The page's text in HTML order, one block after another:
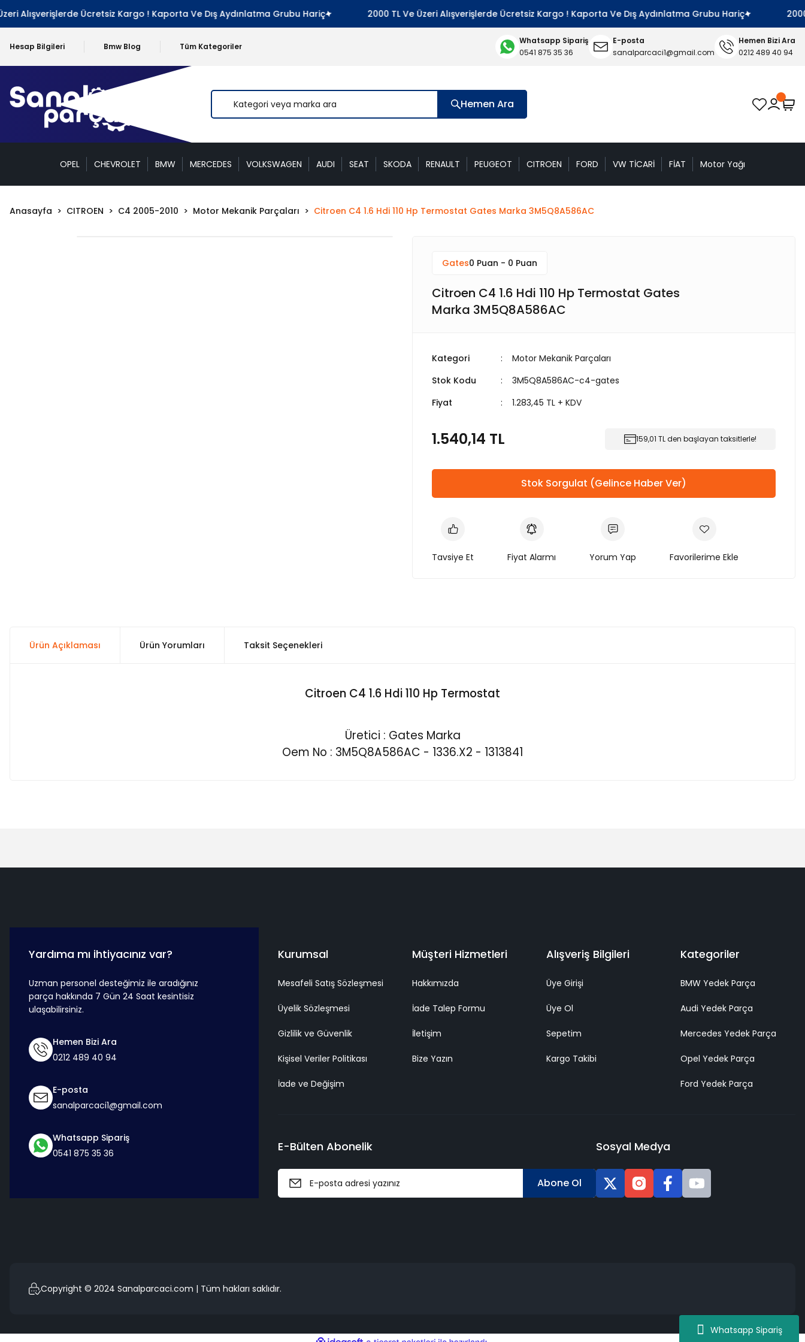
Whatsapp Sipariş
Alışverişlerde Ücretsiz Kargo ! Kaporta Ve Dış Aydınlatma Grubu Hariç 2000 TL Ve Üzeri Alışverişlerde Ücretsiz Kargo ! Kaporta Ve Dış Aydınlatma Grubu Hariç 2000
Hesap Bilgileri Bmw Blog Tüm Kategoriler
Whatsapp Sipariş
0541 875 35 36
E-posta
sanalparcaci1@gmail.com
Hemen Bizi Ara
0212 489 40 94
Hemen Ara
OPEL CHEVROLET BMW MERCEDES VOLKSWAGEN AUDI SEAT SKODA RENAULT PEUGEOT CITROEN FORD VW TİCARİ FİAT Motor Yağı
Anasayfa CITROEN C4 2005-2010 Motor Mekanik Parçaları Citroen C4 1.6 Hdi 110 Hp Termostat Gates Marka 3M5Q8A586AC
Gates0 Puan - 0 Puan
Citroen C4 1.6 Hdi 110 Hp Termostat Gates
Marka 3M5Q8A586AC
Kategori
Motor Mekanik Parçaları
Stok Kodu
3M5Q8A586AC-c4-gates
Fiyat
1.283,45 TL + KDV
1.540,14 TL 159,01 TL den başlayan taksitlerle!
Stok Sorgulat (Gelince Haber Ver)
Tavsiye Et Fiyat Alarmı Yorum Yap
Ürün Açıklaması Ürün Yorumları Taksit Seçenekleri
Citroen C4 1.6 Hdi 110 Hp Termostat
Üretici : Gates Marka
Oem No : 3M5Q8A586AC - 1336.X2 - 1313841
Yardıma mı ihtiyacınız var?
Uzman personel desteğimiz ile aradığınız
parça hakkında 7 Gün 24 Saat kesintisiz
ulaşabilirsiniz.
Hemen Bizi Ara
0212 489 40 94
E-posta
sanalparcaci1@gmail.com
Whatsapp Sipariş
0541 875 35 36
Kurumsal
Mesafeli Satış Sözleşmesi
Üyelik Sözleşmesi
Gizlilik ve Güvenlik
Kişisel Veriler Politikası
İade ve Değişim
Müşteri Hizmetleri
Hakkımızda
İade Talep Formu
İletişim
Bize Yazın
Alışveriş Bilgileri
Üye Girişi
Üye Ol
Sepetim
Kargo Takibi
Kategoriler
BMW Yedek Parça
Audi Yedek Parça
Mercedes Yedek Parça
Opel Yedek Parça
Ford Yedek Parça
E-Bülten Abonelik
Abone Ol
Sosyal Medya
Copyright © 2024 Sanalparcaci.com | Tüm hakları saklıdır.